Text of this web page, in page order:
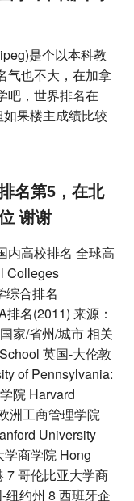
是个以本科教
气也不大，在加拿
吧，世界排名在
果楼主成绩比较
名第5，在北
谢谢
内高校排名 全球高
Colleges
综合排名
名(2011) 来源：
家/省州/城市 相关
英国-大伦敦
of Pennsylvania:
院 Harvard
洲工商管理学院
University
商学院 Hong
7 哥伦比亚大学商
约州 8 西班牙企